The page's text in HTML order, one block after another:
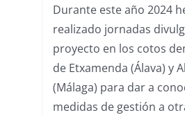
Durante este año 2024
realizado jornadas
proyecto en los cotos
de Etxamenda (Álava) y
(Málaga) para dar a
medidas de gestión a